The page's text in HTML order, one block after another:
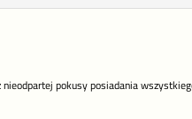
pokusy posiadania